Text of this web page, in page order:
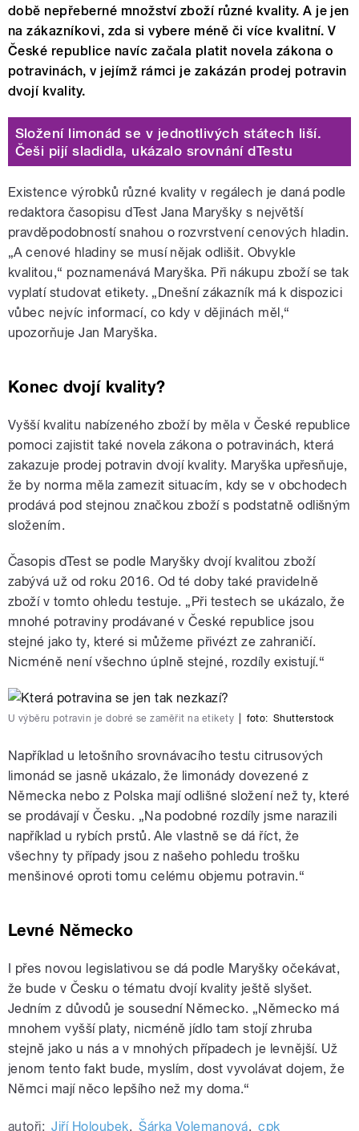
době nepřeberné množství zboží různé kvality. A je jen
na zákazníkovi, zda si vybere méně či více kvalitní. V
České republice navíc začala platit novela zákona o
potravinách, v jejímž rámci je zakázán prodej potravin
dvojí kvality.
Složení limonád se v jednotlivých státech liší.
Češi pijí sladidla, ukázalo srovnání dTestu
Existence výrobků různé kvality v regálech je daná podle
redaktora časopisu dTest Jana Maryšky s největší
pravděpodobností snahou o rozvrstvení cenových hladin.
„A cenové hladiny se musí nějak odlišit. Obvykle
kvalitou,“ poznamenává Maryška. Při nákupu zboží se tak
vyplatí studovat etikety. „Dnešní zákazník má k dispozici
vůbec nejvíc informací, co kdy v dějinách měl,“
upozorňuje Jan Maryška.
Konec dvojí kvality?
Vyšší kvalitu nabízeného zboží by měla v České republice
pomoci zajistit také novela zákona o potravinách, která
zakazuje prodej potravin dvojí kvality. Maryška upřesňuje,
že by norma měla zamezit situacím, kdy se v obchodech
prodává pod stejnou značkou zboží s podstatně odlišným
složením.
Časopis dTest se podle Maryšky dvojí kvalitou zboží
zabývá už od roku 2016. Od té doby také pravidelně
zboží v tomto ohledu testuje. „Při testech se ukázalo, že
mnohé potraviny prodávané v České republice jsou
stejné jako ty, které si můžeme přivézt ze zahraničí.
Nicméně není všechno úplně stejné, rozdíly existují.“
U výběru potravin je dobré se zaměřit na etikety foto: Shutterstock
Například u letošního srovnávacího testu citrusových
limonád se jasně ukázalo, že limonády dovezené z
Německa nebo z Polska mají odlišné složení než ty, které
se prodávají v Česku. „Na podobné rozdíly jsme narazili
například u rybích prstů. Ale vlastně se dá říct, že
všechny ty případy jsou z našeho pohledu trošku
menšinové oproti tomu celému objemu potravin.“
Levné Německo
I přes novou legislativou se dá podle Maryšky očekávat,
že bude v Česku o tématu dvojí kvality ještě slyšet.
Jedním z důvodů je sousední Německo. „Německo má
mnohem vyšší platy, nicméně jídlo tam stojí zhruba
stejně jako u nás a v mnohých případech je levnější. Už
jenom tento fakt bude, myslím, dost vyvolávat dojem, že
Němci mají něco lepšího než my doma.“
autoři: Jiří Holoubek, Šárka Volemanová, cpk